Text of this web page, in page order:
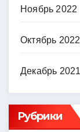
Ноябрь 2022
Октябрь 2022
Декабрь 2021
Рубрики